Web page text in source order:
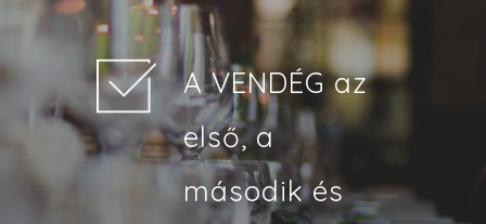
A VENDÉG az
első, a
második és